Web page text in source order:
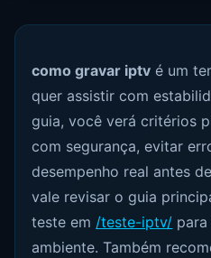
como gravar iptv é um
quer assistir com
guia, você verá critérios
com segurança, evitar
desempenho real antes
vale revisar o guia
teste em /teste-iptv/
ambiente. Também